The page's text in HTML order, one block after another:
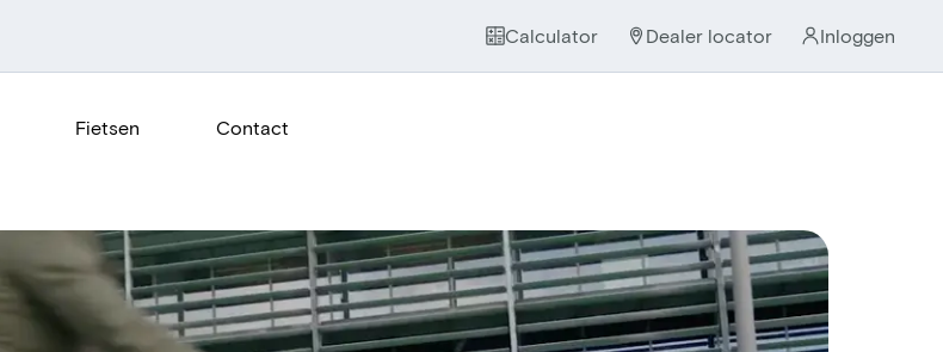
Calculator Dealer locator Inloggen
Fietsen Contact